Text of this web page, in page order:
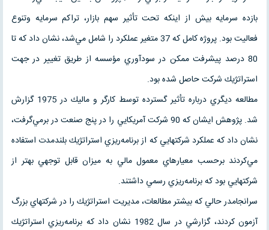
بازده سرمايه بيش از اينكه تحت تأثير سهم بازار، تراكم سرمايه وتنوع
فعاليت بود. پروژه كامل كه 37 متغير عملكرد را شامل مي‌شد، نشان داد كه تا
80 درصد پيشرفت ممكن در سودآوري مؤسسه از طريق تغيير در جهت
استراتژيك شركت حاصل شده بود.
مطالعه ديگري درباره تأثير گسترده توسط كارگر و ماليك در 1975 گزارش
شد. پژوهش ايشان كه 90 شركت آمريكايي را در پنج صنعت در برمي‌گرفت،
نشان داد كه عملكرد شركتهايي كه از برنامه‌ريزي استراتژيك بلندمدت استفاده
مي‌كردند برحسب معيارهاي معمول مالي به ميزان قابل توجهي بهتر از
شركتهايي بود كه برنامه‌ريزي رسمي داشتند.
سرانجامدر حالي كه بيشتر مطالعات، مديريت استراتژيك را در شركتهاي بزرگ
آزمون كردند، گزارشي در سال 1982 نشان داد كه برنامه‌ريزي استراتژيك